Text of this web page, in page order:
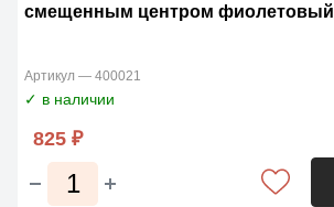
смещенным центром фиолетовый
Артикул — 400021
✓ в наличии
825 ₽